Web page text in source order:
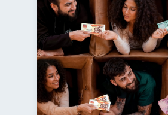
Salud mental 1
Finanzas personales 44
Manejo de deudas 31
Educación financiera
Finanzas para jóvenes 30
Control de deudas 30